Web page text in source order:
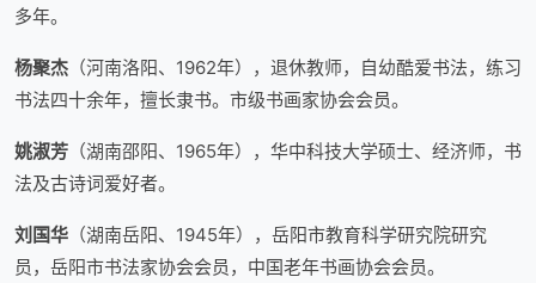
多年。
杨聚杰 （河南洛阳、1962年），退休教师，自幼酷爱书法，练习
书法四十余年，擅长隶书。市级书画家协会会员。
姚淑芳 （湖南邵阳、1965年），华中科技大学硕士、经济师，书
法及古诗词爱好者。
刘国华 （湖南岳阳、1945年），岳阳市教育科学研究院研究
员，岳阳市书法家协会会员，中国老年书画协会会员。